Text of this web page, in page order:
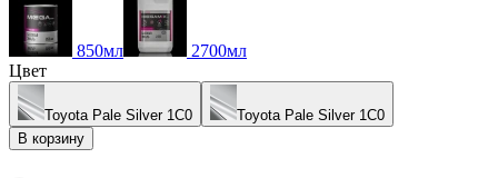
850мл
2700мл
Цвет
Toyota Pale Silver 1C0
Toyota Pale Silver 1C0
В корзину